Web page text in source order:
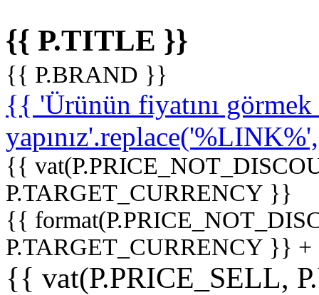
{{ P.TITLE }}
{{ P.BRAND }}
{{ 'Ürünün fiyatını
{{
P.TARGET_CURRENCY }}
{{
P.TARGET_CURRENCY }}
{{ vat(P.PRICE_SELL,